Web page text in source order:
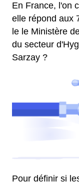
En France, l'on
elle répond aux
le le Ministère
du secteur
Sarzay ?
Pour définir si